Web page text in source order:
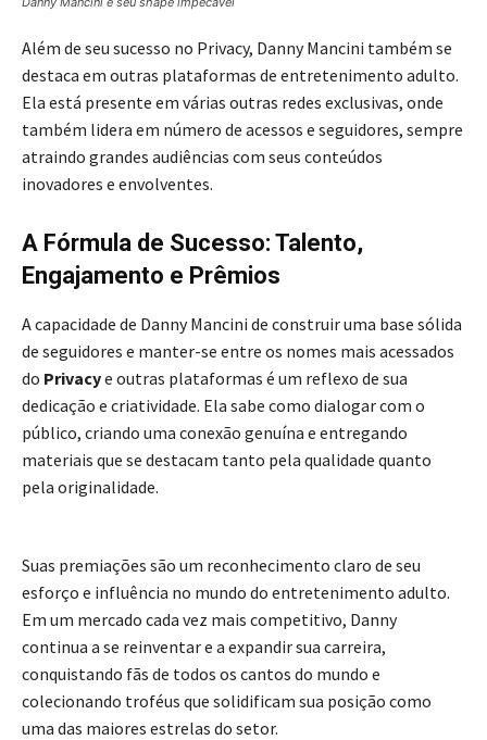
Além de seu sucesso no Privacy, Danny Mancini também se
destaca em outras plataformas de entretenimento adulto.
Ela está presente em várias outras redes exclusivas, onde
também lidera em número de acessos e seguidores, sempre
atraindo grandes audiências com seus conteúdos
inovadores e envolventes.
A Fórmula de Sucesso: Talento,
Engajamento e Prêmios
A capacidade de Danny Mancini de construir uma base sólida
de seguidores e manter-se entre os nomes mais acessados
do Privacye outras plataformas é um reflexo de sua
dedicação e criatividade. Ela sabe como dialogar com o
público, criando uma conexão genuína e entregando
materiais que se destacam tanto pela qualidade quanto
pela originalidade.
Suas premiações são um reconhecimento claro de seu
esforço e influência no mundo do entretenimento adulto.
Em um mercado cada vez mais competitivo, Danny
continua a se reinventar e a expandir sua carreira,
conquistando fãs de todos os cantos do mundo e
colecionando troféus que solidificam sua posição como
uma das maiores estrelas do setor.